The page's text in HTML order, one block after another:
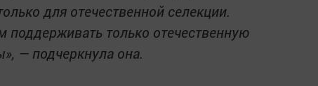
для отечественной селекции.
поддерживать только отечественную
— подчеркнула она.